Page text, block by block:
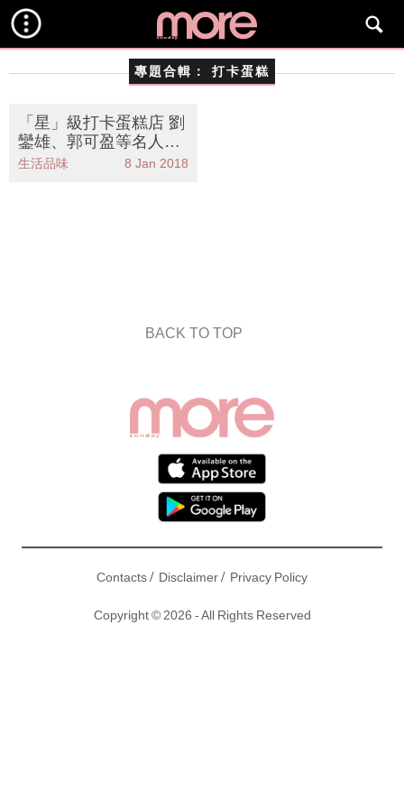
專題合輯： 打卡蛋糕
「星」級打卡蛋糕店 劉
鑾雄、郭可盈等名人最
愛在Cake Co訂造蛋糕
生活品味 8 Jan 2018
BACK TO TOP
Contacts/ Disclaimer/ Privacy Policy
Copyright © 2026 - All Rights Reserved